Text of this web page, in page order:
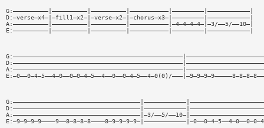
G:——————————|——————————|——————————|———————————|—————————|————————————|
D:—verse—x4—|—fill1—x2—|—verse—x2—|—chorus—x3—|—————————|————————————|
A:——————————|——————————|——————————|———————————|—4—4—4—4—|—3/——5/——10—|
E:——————————|——————————|——————————|———————————|—————————|————————————|
E:—0——0—4—5——4—0——0—0—4—5——4——0——0—4—5——4—0(0)/
A:————————————————————————————————————|—3/——5/